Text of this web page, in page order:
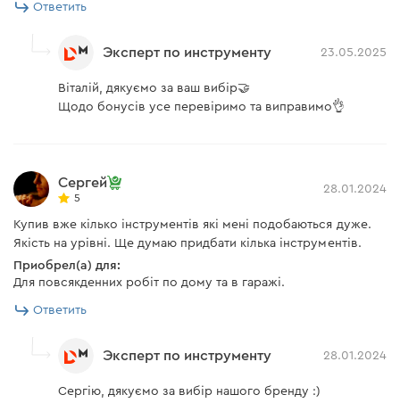
Ответить
Эксперт по инструменту 23.05.2025
Віталій, дякуємо за ваш вибір🤝
Щодо бонусів усе перевіримо та виправимо👌
Сергей
5
28.01.2024
Купив вже кілько інструментів які мені подобаються дуже.
Якість на урівні. Ще думаю придбати кілька інструментів.
Приобрел(а) для:
Для повсякденних робіт по дому та в гаражі.
Ответить
Эксперт по инструменту 28.01.2024
Сергію, дякуємо за вибір нашого бренду :)